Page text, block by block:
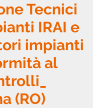
Tecnici
IRAI e
impianti
al
(RO)